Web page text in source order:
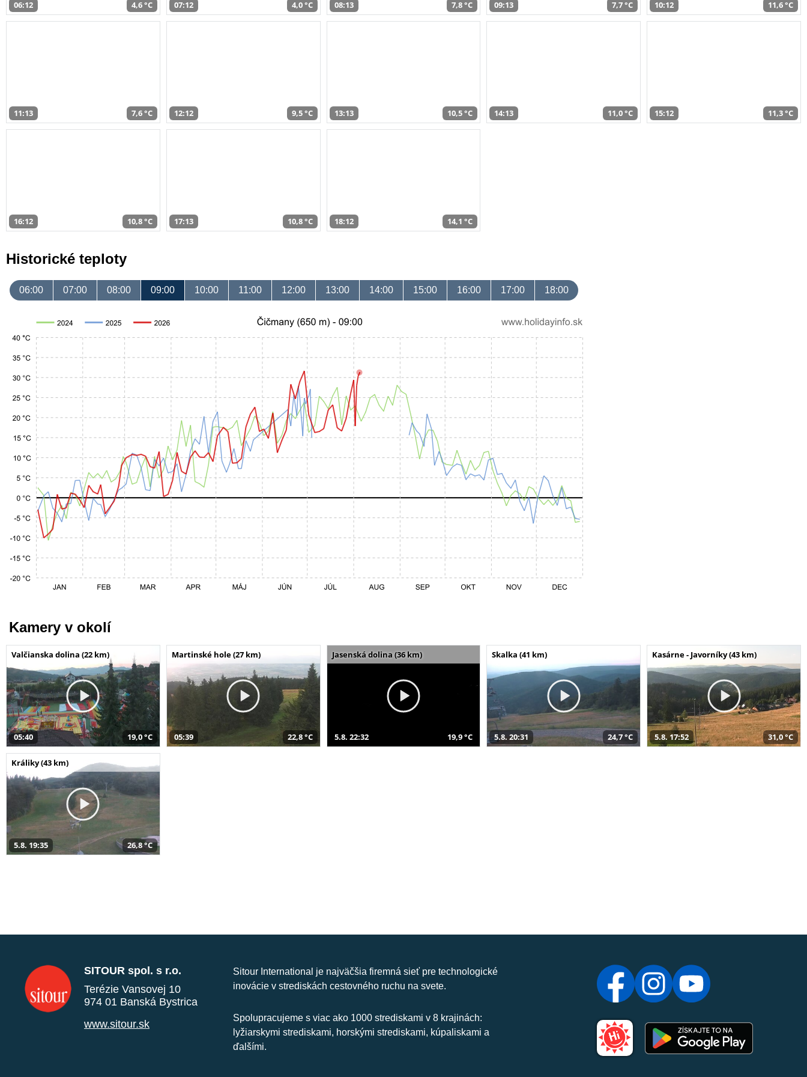
06:12 4,6 °C 07:12 4,0 °C 08:13 7,8 °C 09:13 7,7 °C 10:12 11,6 °C
11:13 7,6 °C 12:12 9,5 °C 13:13 10,5 °C 14:13 11,0 °C 15:12 11,3 °C
16:12 10,8 °C 17:13 10,8 °C 18:12 14,1 °C
Historické teploty
06:00 07:00 08:00 09:00 10:00 11:00 12:00 13:00 14:00 15:00 16:00 17:00 18:00
Kamery v okolí
Valčianska dolina (22 km)
05:40 19,0 °C
Martinské hole (27 km)
05:39 22,8 °C
Jasenská dolina (36 km)
5.8. 22:32 19,9 °C
Skalka (41 km)
5.8. 20:31 24,7 °C
Kasárne - Javorníky (43 km)
5.8. 17:52 31,0 °C
Králiky (43 km)
5.8. 19:35 26,8 °C
SITOUR spol. s r.o.
Terézie Vansovej 10
974 01 Banská Bystrica
www.sitour.sk
Sitour International je najväčšia firemná sieť pre technologické
inovácie v strediskách cestovného ruchu na svete.
Spolupracujeme s viac ako 1000 strediskami v 8 krajinách:
lyžiarskymi strediskami, horskými strediskami, kúpaliskami a
ďalšími.